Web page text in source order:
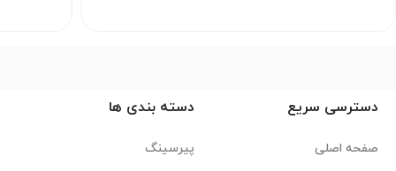
دسترسی سریع
صفحه اصلی
دسته بندی ها
پیرسینگ